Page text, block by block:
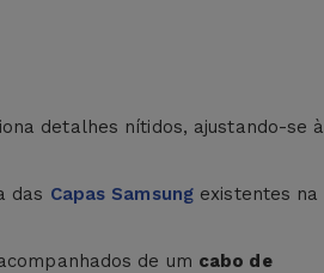
detalhes nítidos, ajustando-se à
das Capas Samsung existentes na
de um cabo de